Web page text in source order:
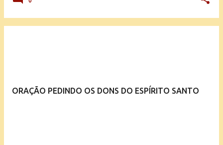
ORAÇÃO PEDINDO OS DONS DO ESPÍRITO SANTO